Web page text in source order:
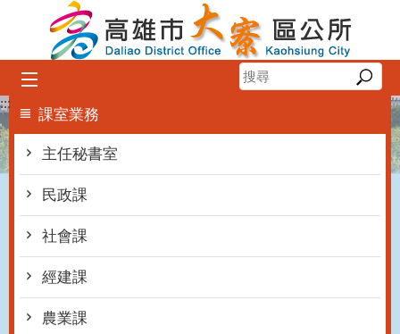
跳到主要內容區塊
:::
課室業務
主任秘書室
民政課
社會課
經建課
農業課